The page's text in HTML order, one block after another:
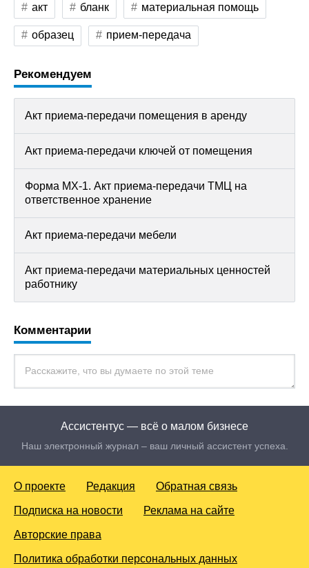
акт бланк материальная помощь
образец прием-передача
Рекомендуем
Акт приема-передачи помещения в аренду
Акт приема-передачи ключей от помещения
Форма МХ-1. Акт приема-передачи ТМЦ на
ответственное хранение
Акт приема-передачи мебели
Акт приема-передачи материальных ценностей
работнику
Комментарии
Ассистентус — всё о малом бизнесе
Наш электронный журнал – ваш личный ассистент успеха.
О проекте Редакция Обратная связь
Подписка на новости Реклама на сайте
Авторские права
Политика обработки персональных данных